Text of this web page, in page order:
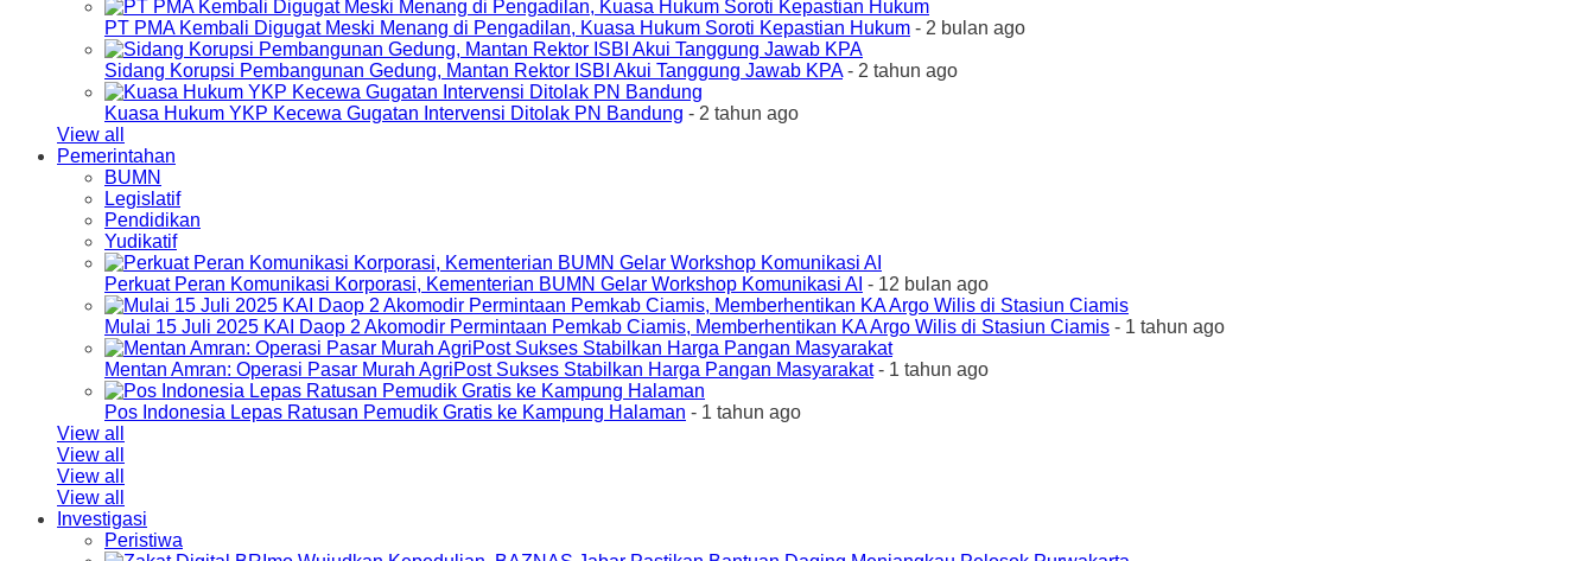
PT PMA Kembali Digugat Meski Menang di Pengadilan, Kuasa Hukum Soroti Kepastian Hukum - 2 bulan ago
Sidang Korupsi Pembangunan Gedung, Mantan Rektor ISBI Akui Tanggung Jawab KPA- 2 tahun ago
Kuasa Hukum YKP Kecewa Gugatan Intervensi Ditolak PN Bandung - 2 tahun ago
View all
Pemerintahan
BUMN
Legislatif
Pendidikan
Yudikatif
Perkuat Peran Komunikasi Korporasi, Kementerian BUMN Gelar Workshop Komunikasi AI - 12 bulan ago
Mulai 15 Juli 2025 KAI Daop 2 Akomodir Permintaan Pemkab Ciamis, Memberhentikan KA Argo Wilis di Stasiun Ciamis - 1 tahun ago
Mentan Amran: Operasi Pasar Murah AgriPost Sukses Stabilkan Harga Pangan Masyarakat- 1 tahun ago
Pos Indonesia Lepas Ratusan Pemudik Gratis ke Kampung Halaman - 1 tahun ago
View all
View all
View all
View all
Investigasi
Peristiwa